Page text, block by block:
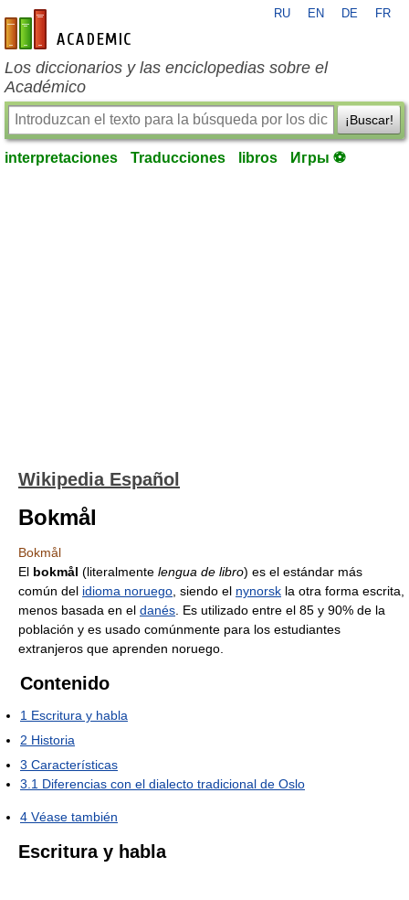
es-academic.com
RU EN DE FR
Los diccionarios y las enciclopedias sobre el
Académico
¡Buscar!
interpretaciones Traducciones libros Игры ⚽
Wikipedia Español
Bokmål
Bokmål
El bokmål (literalmente lengua de libro) es el estándar más
común del idioma noruego , siendo el nynorsk la otra forma escrita,
menos basada en el danés . Es utilizado entre el 85 y 90% de la
población y es usado comúnmente para los estudiantes
extranjeros que aprenden noruego.
Contenido
1 Escritura y habla
2 Historia
3 Características
3.1 Diferencias con el dialecto tradicional de Oslo
4 Véase también
Escritura y habla